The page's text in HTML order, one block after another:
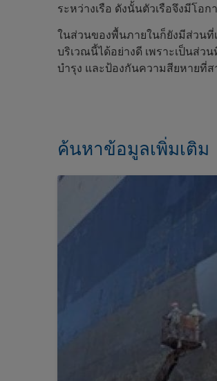
ระหว่างเรือ ดังนั้นตัวเรือจึงมีโ
ในส่วนของพื้นภายในก็ยังมีส่วนที่
บริเวณนี้ได้อย่างดี เพราะเป็นส่
บำรุง และป้องกันความสียหายที่ส
ค้นหาข้อมูลเพิ่มเติม